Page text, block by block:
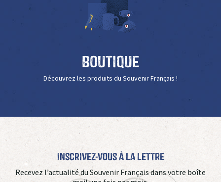
Boutique
Découvrez les produits du Souvenir Français !
Inscrivez-vous à La Lettre
Recevez l’actualité du Souvenir Français dans votre boîte